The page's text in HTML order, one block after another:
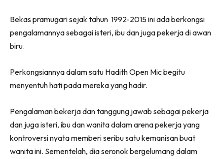
Bekas pramugari sejak tahun 1992-2015 ini ada berkongsi
pengalamannya sebagai isteri, ibu dan juga pekerja di awan
biru.
Perkongsiannya dalam satu Hadith Open Mic begitu
menyentuh hati pada mereka yang hadir.
Pengalaman bekerja dan tanggung jawab sebagai pekerja
dan juga isteri, ibu dan wanita dalam arena pekerja yang
kontroversi nyata memberi seribu satu kemanisan buat
wanita ini. Sementelah, dia seronok bergelumang dalam